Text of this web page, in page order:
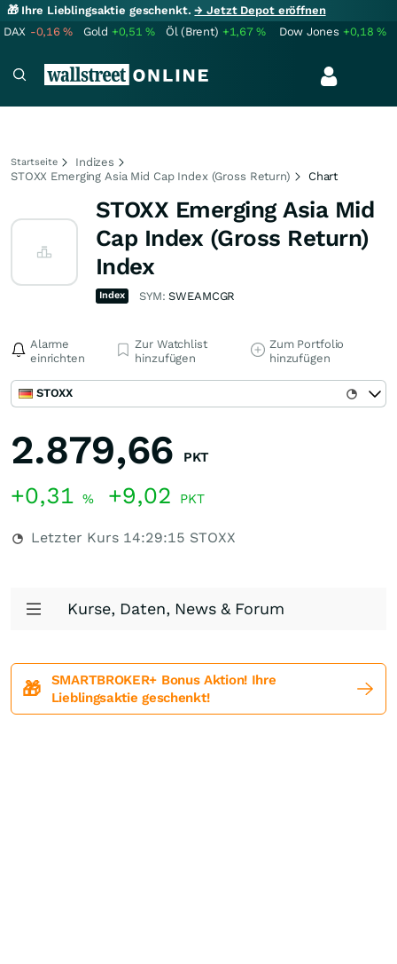
🎁 Ihre Lieblingsaktie geschenkt.→ Jetzt Depot eröffnen
DAX -0,16% Gold +0,51% Öl (Brent) +1,67% Dow Jones +0,18%
Startseite
Indizes
STOXX Emerging Asia Mid Cap Index (Gross Return)
Chart
STOXX Emerging Asia Mid
Cap Index (Gross Return)
Index
Index SYM:SWEAMCGR
Alarme
einrichten
Zur Watchlist
hinzufügen
Zum Portfolio
hinzufügen
STOXX
2.879,66 PKT
+0,31 % +9,02 PKT
Letzter Kurs 14:29:15 STOXX
Kurse, Daten, News & Forum
🎁
SMARTBROKER+ Bonus Aktion! Ihre
Lieblingsaktie geschenkt!